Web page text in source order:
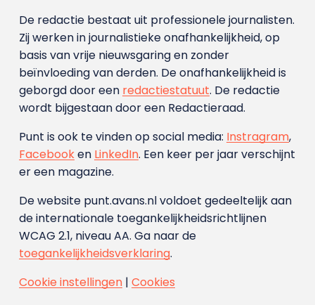
De redactie bestaat uit professionele journalisten.
Zij werken in journalistieke onafhankelijkheid, op
basis van vrije nieuwsgaring en zonder
beïnvloeding van derden. De onafhankelijkheid is
geborgd door een redactiestatuut. De redactie
wordt bijgestaan door een Redactieraad.
Punt is ook te vinden op social media: Instragram,
Facebooken LinkedIn. Een keer per jaar verschijnt
er een magazine.
De website punt.avans.nl voldoet gedeeltelijk aan
de internationale toegankelijkheidsrichtlijnen
WCAG 2.1, niveau AA. Ga naar de
toegankelijkheidsverklaring.
Cookie instellingen| Cookies